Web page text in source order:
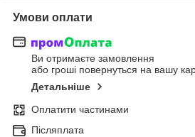
Умови оплати
Ви отримаєте замовлення
або гроші повернуться на вашу
Детальніше
Оплатити частинами
Післяплата